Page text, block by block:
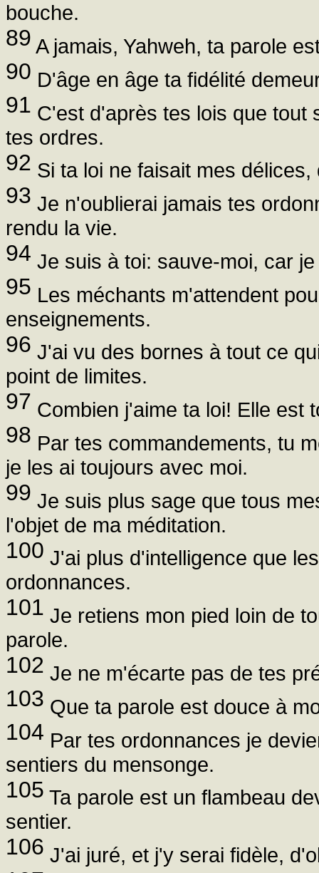
bouche.
89 A jamais, Yahweh, ta parole
90 D'âge en âge ta fidélité
91 C'est d'après tes lois que tout
tes ordres.
92 Si ta loi ne faisait mes
93 Je n'oublierai jamais tes
rendu la vie.
94 Je suis à toi: sauve-moi, car
95 Les méchants m'attendent
enseignements.
96 J'ai vu des bornes à tout ce
point de limites.
97 Combien j'aime ta loi! Elle est
98 Par tes commandements, tu
je les ai toujours avec moi.
99 Je suis plus sage que tous
l'objet de ma méditation.
100 J'ai plus d'intelligence que
ordonnances.
101 Je retiens mon pied loin de
parole.
102 Je ne m'écarte pas de tes
103 Que ta parole est douce à
104 Par tes ordonnances je
sentiers du mensonge.
105 Ta parole est un flambeau
sentier.
106 J'ai juré, et j'y serai fidèle,